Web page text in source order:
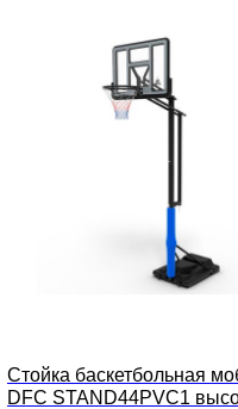
Стойка баскетбольная
DFC STAND44PVC1